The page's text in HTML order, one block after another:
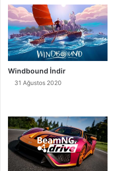
Windbound İndir
31 Ağustos 2020